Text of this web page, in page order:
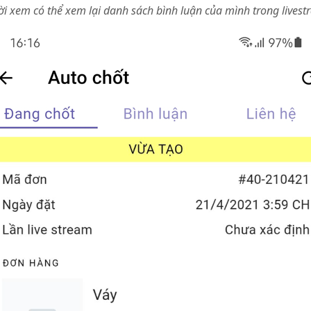
xem có thể xem lại danh sách bình luận của mình trong